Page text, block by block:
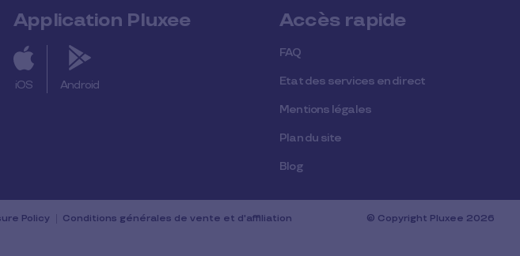
Application Pluxee
iOS Android
Accès rapide
FAQ
Etat des services en direct
Mentions légales
Plan du site
Blog
Policy Conditions générales de vente et d'affiliation © Copyright Pluxee 2026